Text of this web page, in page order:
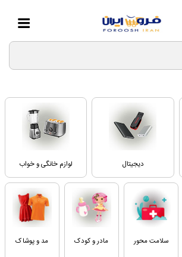
دیجیتال لوازم خانگی و خواب
سلامت محور مادر و کودک مد و پوشاک